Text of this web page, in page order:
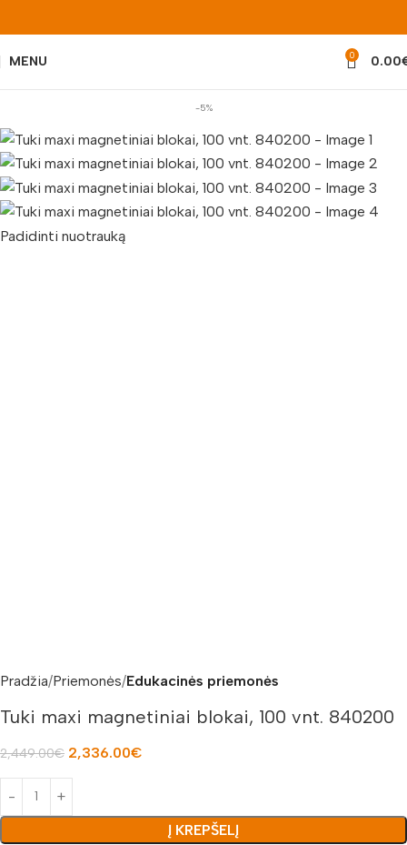
MENU 0 0.00
-5%
Padidinti nuotrauką
Pradžia Priemonės Edukacinės priemonės
Tuki maxi magnetiniai blokai, 100 vnt. 840200
2,449.00€ 2,336.00€
Į KREPŠELĮ